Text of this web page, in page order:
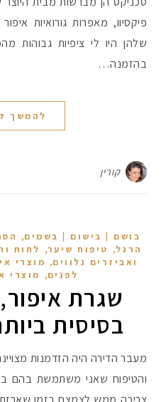
פיקסיוו, מאפרות גורואיות
שלהן היו לי ציפיות גבוהות
בהזמנה…
להמשך
קורין
בושם | בישום | בשמים,
הרגל, טיפוח שיער, לחות
ואביזרים נלווים, מוצרי
לפנים, מוצרי
שגרת איפור,
בסיסית ביותר
מעבר הדירה היה הזדמנות מצויינת עבורי לבחון מהם מוצרי האיפור
והטיפוח שאני משתמשת בהם